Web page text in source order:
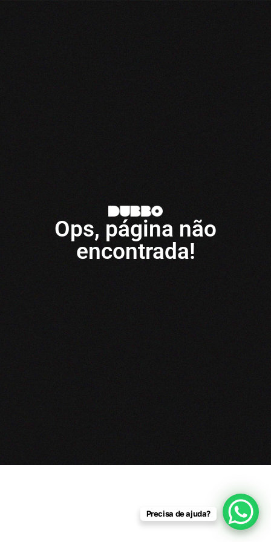
Ops, página não
encontrada!
Precisa de ajuda?